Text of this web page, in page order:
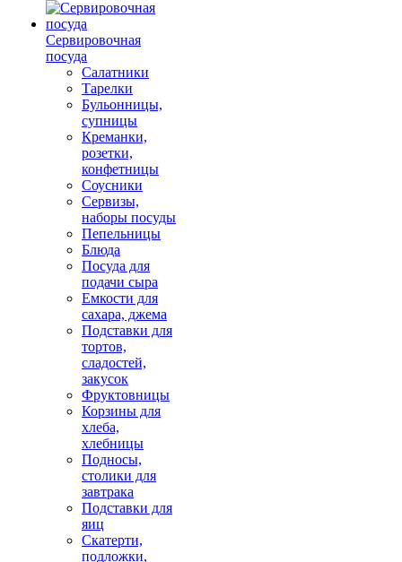
Сервировочная
посуда
Салатники
Тарелки
Бульонницы,
супницы
Креманки,
розетки,
конфетницы
Соусники
Сервизы,
наборы посуды
Пепельницы
Блюда
Посуда для
подачи сыра
Емкости для
сахара, джема
Подставки для
тортов,
сладостей,
закусок
Фруктовницы
Корзины для
хлеба,
хлебницы
Подносы,
столики для
завтрака
Подставки для
яиц
Скатерти,
подложки,